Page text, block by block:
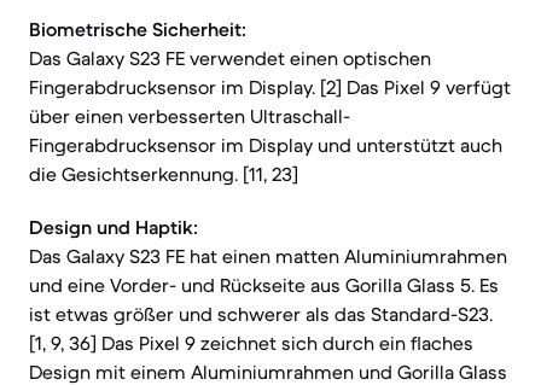
Biometrische Sicherheit:
Das Galaxy S23 FE verwendet einen optischen
Fingerabdrucksensor im Display. [2] Das Pixel 9 verfügt
über einen verbesserten Ultraschall-
Fingerabdrucksensor im Display und unterstützt auch
die Gesichtserkennung. [11, 23]
Design und Haptik:
Das Galaxy S23 FE hat einen matten Aluminiumrahmen
und eine Vorder- und Rückseite aus Gorilla Glass 5. Es
ist etwas größer und schwerer als das Standard-S23.
[1, 9, 36] Das Pixel 9 zeichnet sich durch ein flaches
Design mit einem Aluminiumrahmen und Gorilla Glass